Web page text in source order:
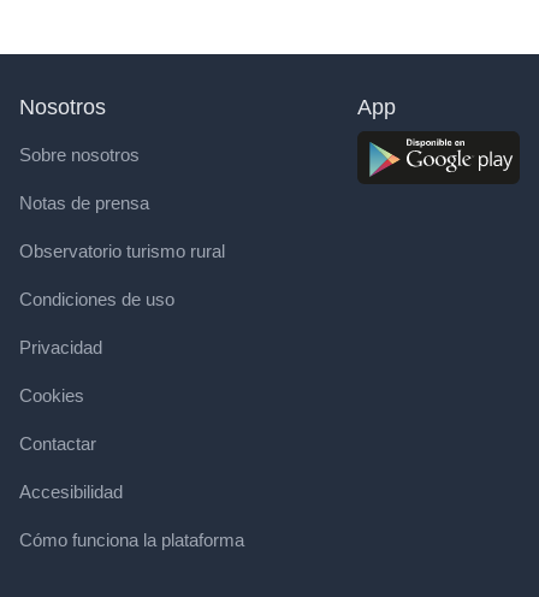
Nosotros
Sobre nosotros
Notas de prensa
Observatorio turismo rural
Condiciones de uso
Privacidad
Cookies
Contactar
Accesibilidad
Cómo funciona la plataforma
App